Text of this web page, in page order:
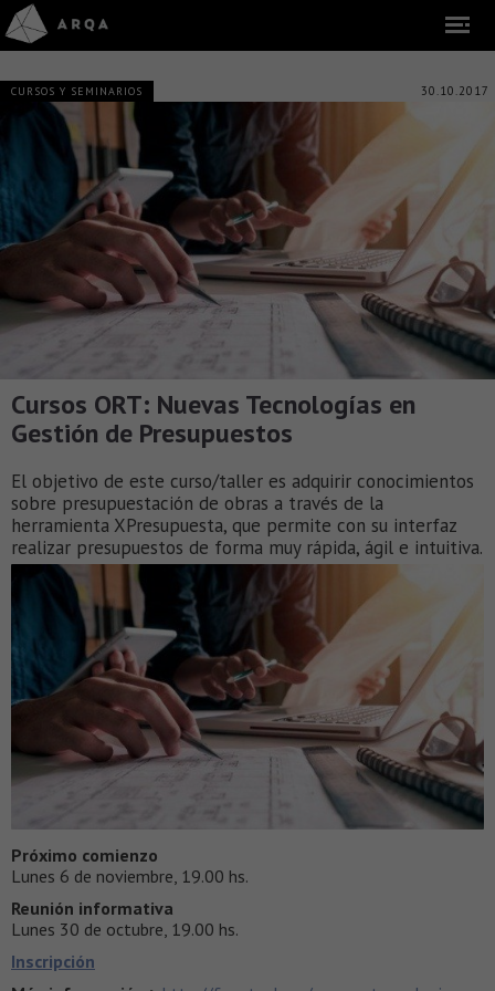
CURSOS Y SEMINARIOS 30.10.2017
Cursos ORT: Nuevas Tecnologías en
Gestión de Presupuestos
El objetivo de este curso/taller es adquirir conocimientos
sobre presupuestación de obras a través de la
herramienta XPresupuesta, que permite con su interfaz
realizar presupuestos de forma muy rápida, ágil e intuitiva.
Próximo comienzo
Lunes 6 de noviembre, 19.00 hs.
Reunión informativa
Lunes 30 de octubre, 19.00 hs.
Inscripción